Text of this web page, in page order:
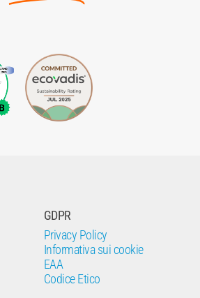
GDPR
Privacy Policy
Informativa sui cookie
EAA
Codice Etico